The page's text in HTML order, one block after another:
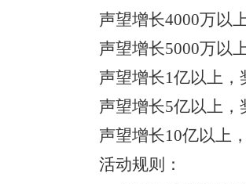
声望增长4000万以
声望增长5000万以
声望增长1亿以上，
声望增长5亿以上，
声望增长10亿以上
活动规则：